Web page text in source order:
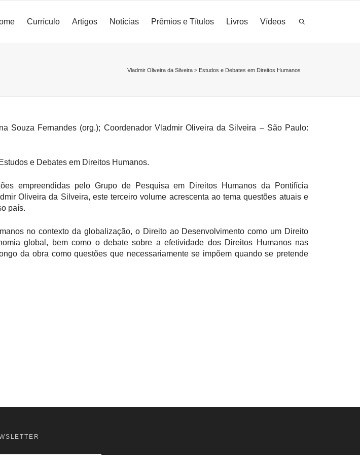
Currículo Artigos Notícias Prêmios e Títulos Livros Vídeos
Vladmir Oliveira da Silveira > Estudos e Debates em Direitos Humanos
Souza Fernandes (org.); Coordenador Vladmir Oliveira da Silveira – São Paulo:
e Debates em Direitos Humanos.
empreendidas pelo Grupo de Pesquisa em Direitos Humanos da Pontifícia
Oliveira da Silveira, este terceiro volume acrescenta ao tema questões atuais e
país.
no contexto da globalização, o Direito ao Desenvolvimento como um Direito
global, bem como o debate sobre a efetividade dos Direitos Humanos nas
da obra como questões que necessariamente se impõem quando se pretende